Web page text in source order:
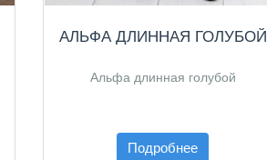
АЛЬФА ДЛИННАЯ ГОЛУБОЙ
Альфа длинная голубой
Подробнее